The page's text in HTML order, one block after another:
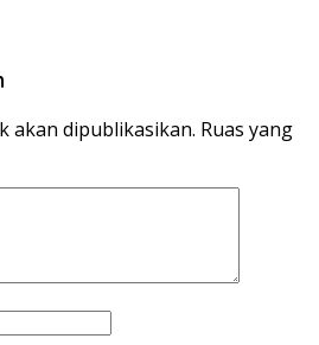
akan dipublikasikan. Ruas yang